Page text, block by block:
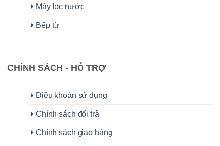
Máy lọc nước
Bếp từ
CHÍNH SÁCH - HỖ TRỢ
Điều khoản sử dụng
Chính sách đổi trả
Chính sách giao hàng